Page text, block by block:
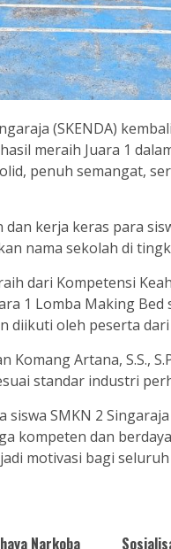
(SKENDA)
meraih Juara 1
penuh semangat,
kerja keras para
nama sekolah di
dari Kompetensi
1 Lomba Making
diikuti oleh peserta
Artana, S.S.,
standar industri
SMKN 2
kompeten dan
motivasi bagi
Narkoba